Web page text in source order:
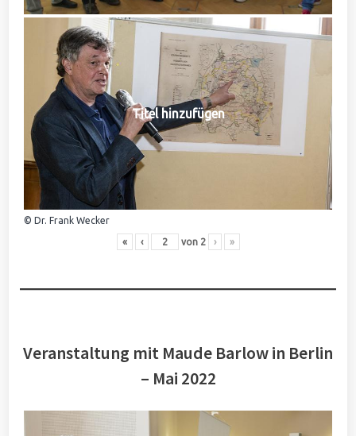
Titel hinzufügen
© Dr. Frank Wecker
« ‹ von 2 › »
Veranstaltung mit Maude Barlow in Berlin
– Mai 2022